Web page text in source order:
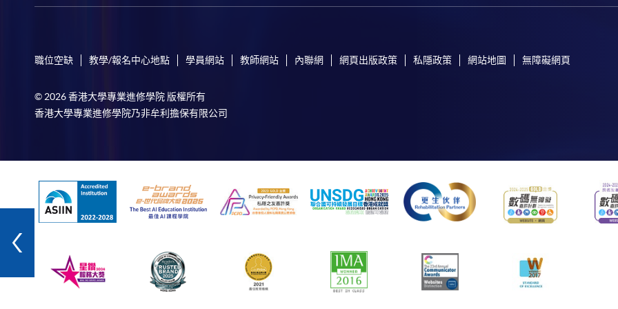
職位空缺 教學/報名中心地點 學員網站 教師網站 內聯網 網頁出版政策 私隱政策 網站地圖 無障礙網頁
© 2026 香港大學專業進修學院 版權所有
香港大學專業進修學院乃非牟利擔保有限公司